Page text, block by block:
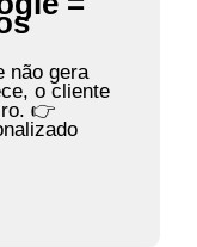
não gera
o cliente
👉